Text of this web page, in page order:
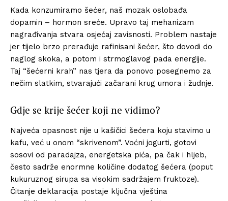
Kada konzumiramo šećer, naš mozak oslobađa
dopamin – hormon sreće. Upravo taj mehanizam
nagrađivanja stvara osjećaj zavisnosti. Problem nastaje
jer tijelo brzo prerađuje rafinisani šećer, što dovodi do
naglog skoka, a potom i strmoglavog pada energije.
Taj “šećerni krah” nas tjera da ponovo posegnemo za
nečim slatkim, stvarajući začarani krug umora i žudnje.
Gdje se krije šećer koji ne vidimo?
Najveća opasnost nije u kašičici šećera koju stavimo u
kafu, već u onom “skrivenom”. Voćni jogurti, gotovi
sosovi od paradajza, energetska pića, pa čak i hljeb,
često sadrže enormne količine dodatog šećera (poput
kukuruznog sirupa sa visokim sadržajem fruktoze).
Čitanje deklaracija postaje ključna vještina